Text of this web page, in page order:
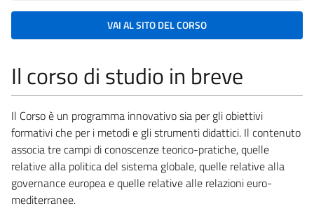
VAI AL SITO DEL CORSO
Il corso di studio in breve
Il Corso è un programma innovativo sia per gli obiettivi
formativi che per i metodi e gli strumenti didattici. Il contenuto
associa tre campi di conoscenze teorico-pratiche, quelle
relative alla politica del sistema globale, quelle relative alla
governance europea e quelle relative alle relazioni euro-
mediterranee.